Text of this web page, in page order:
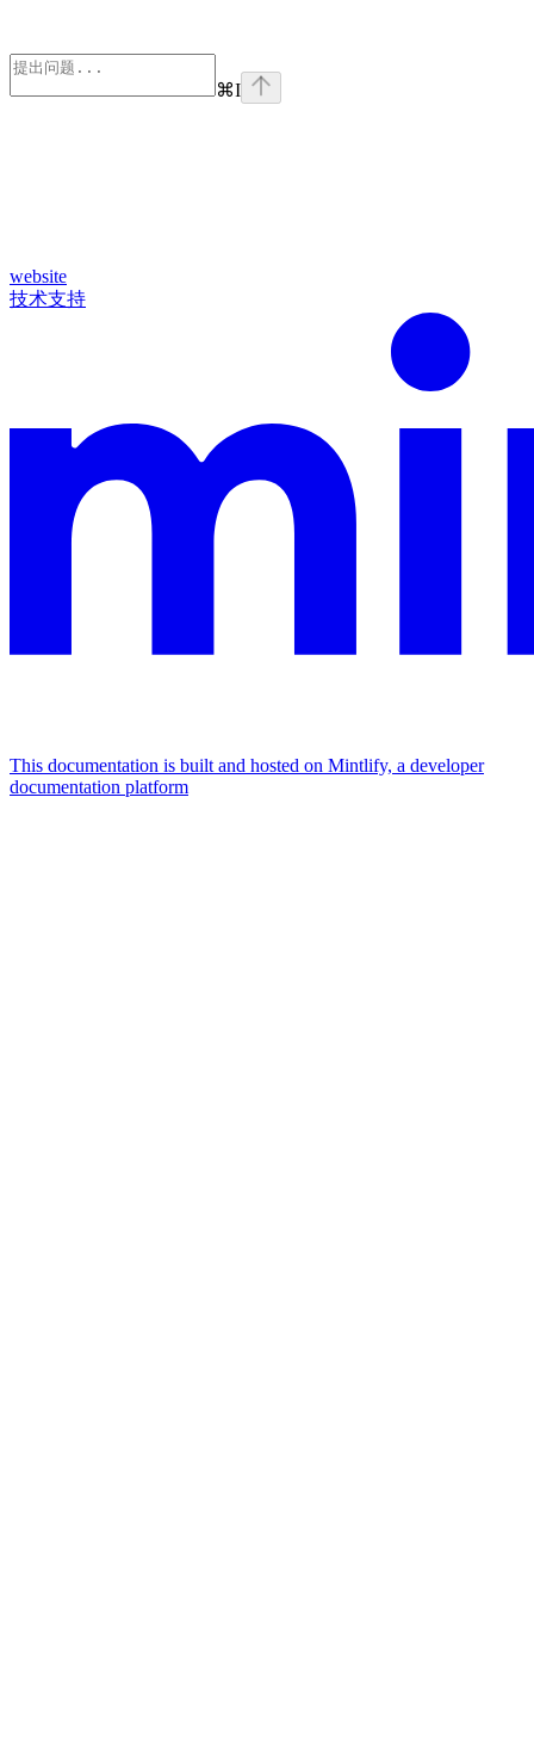
⌘I
website
技术支持
This documentation is built and hosted on Mintlify, a developer
documentation platform